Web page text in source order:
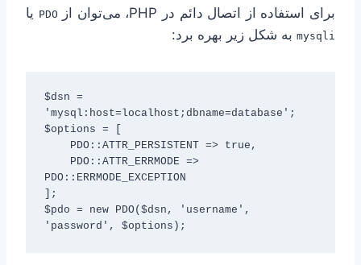
برای استفاده از اتصال دائم در PHP، می‌توان از PDO یا
mysqli به شکل زیر بهره برد:
$dsn =
'mysql:host=localhost;dbname=database';
$options = [
PDO::ERRMODE_EXCEPTION
];
$pdo = new PDO($dsn, 'username',